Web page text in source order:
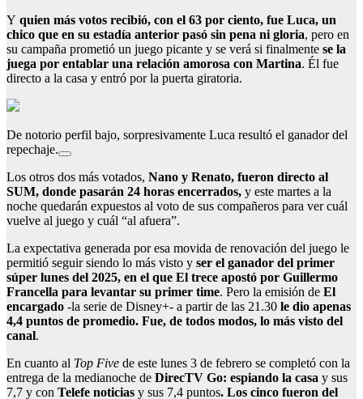
Y quien más votos recibió, con el 63 por ciento, fue Luca, un
chico que en su estadía anterior pasó sin pena ni gloria, pero en
su campaña prometió un juego picante y se verá si finalmente se la
juega por entablar una relación amorosa con Martina. Él fue
directo a la casa y entró por la puerta giratoria.
De notorio perfil bajo, sorpresivamente Luca resultó el ganador del
repechaje.
Los otros dos más votados, Nano y Renato, fueron directo al
SUM, donde pasarán 24 horas encerrados, y este martes a la
noche quedarán expuestos al voto de sus compañeros para ver cuál
vuelve al juego y cuál “al afuera”.
La expectativa generada por esa movida de renovación del juego le
permitió seguir siendo lo más visto y ser el ganador del primer
súper lunes del 2025, en el que El trece apostó por Guillermo
Francella para levantar su primer time. Pero la emisión de El
encargado -la serie de Disney+- a partir de las 21.30 le dio apenas
4,4 puntos de promedio. Fue, de todos modos, lo más visto del
canal.
En cuanto al Top Five de este lunes 3 de febrero se completó con la
entrega de la medianoche de DirecTV Go: espiando la casa y sus
7,7 y con Telefe noticias y sus 7,4 puntos. Los cinco fueron del